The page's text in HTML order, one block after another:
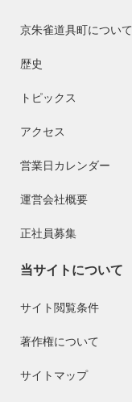
京朱雀道具町について
歴史
トピックス
アクセス
営業日カレンダー
運営会社概要
正社員募集
当サイトについて
サイト閲覧条件
著作権について
サイトマップ